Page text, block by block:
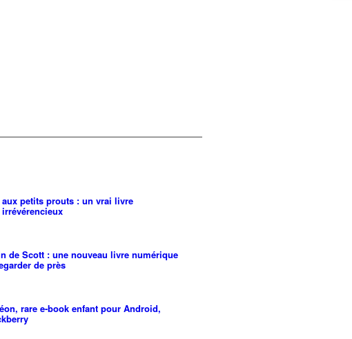
aux petits prouts : un vrai livre
de Scott : une nouveau livre numérique
de près
rare e-book enfant pour Android,